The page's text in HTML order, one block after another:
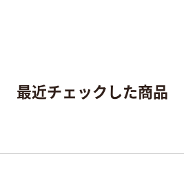
最近チェックした商品